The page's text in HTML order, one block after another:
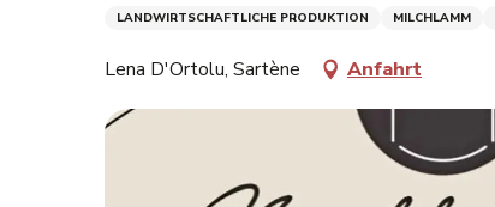
LANDWIRTSCHAFTLICHE PRODUKTION MILCHLAMM
Lena D'Ortolu, Sartène Anfahrt